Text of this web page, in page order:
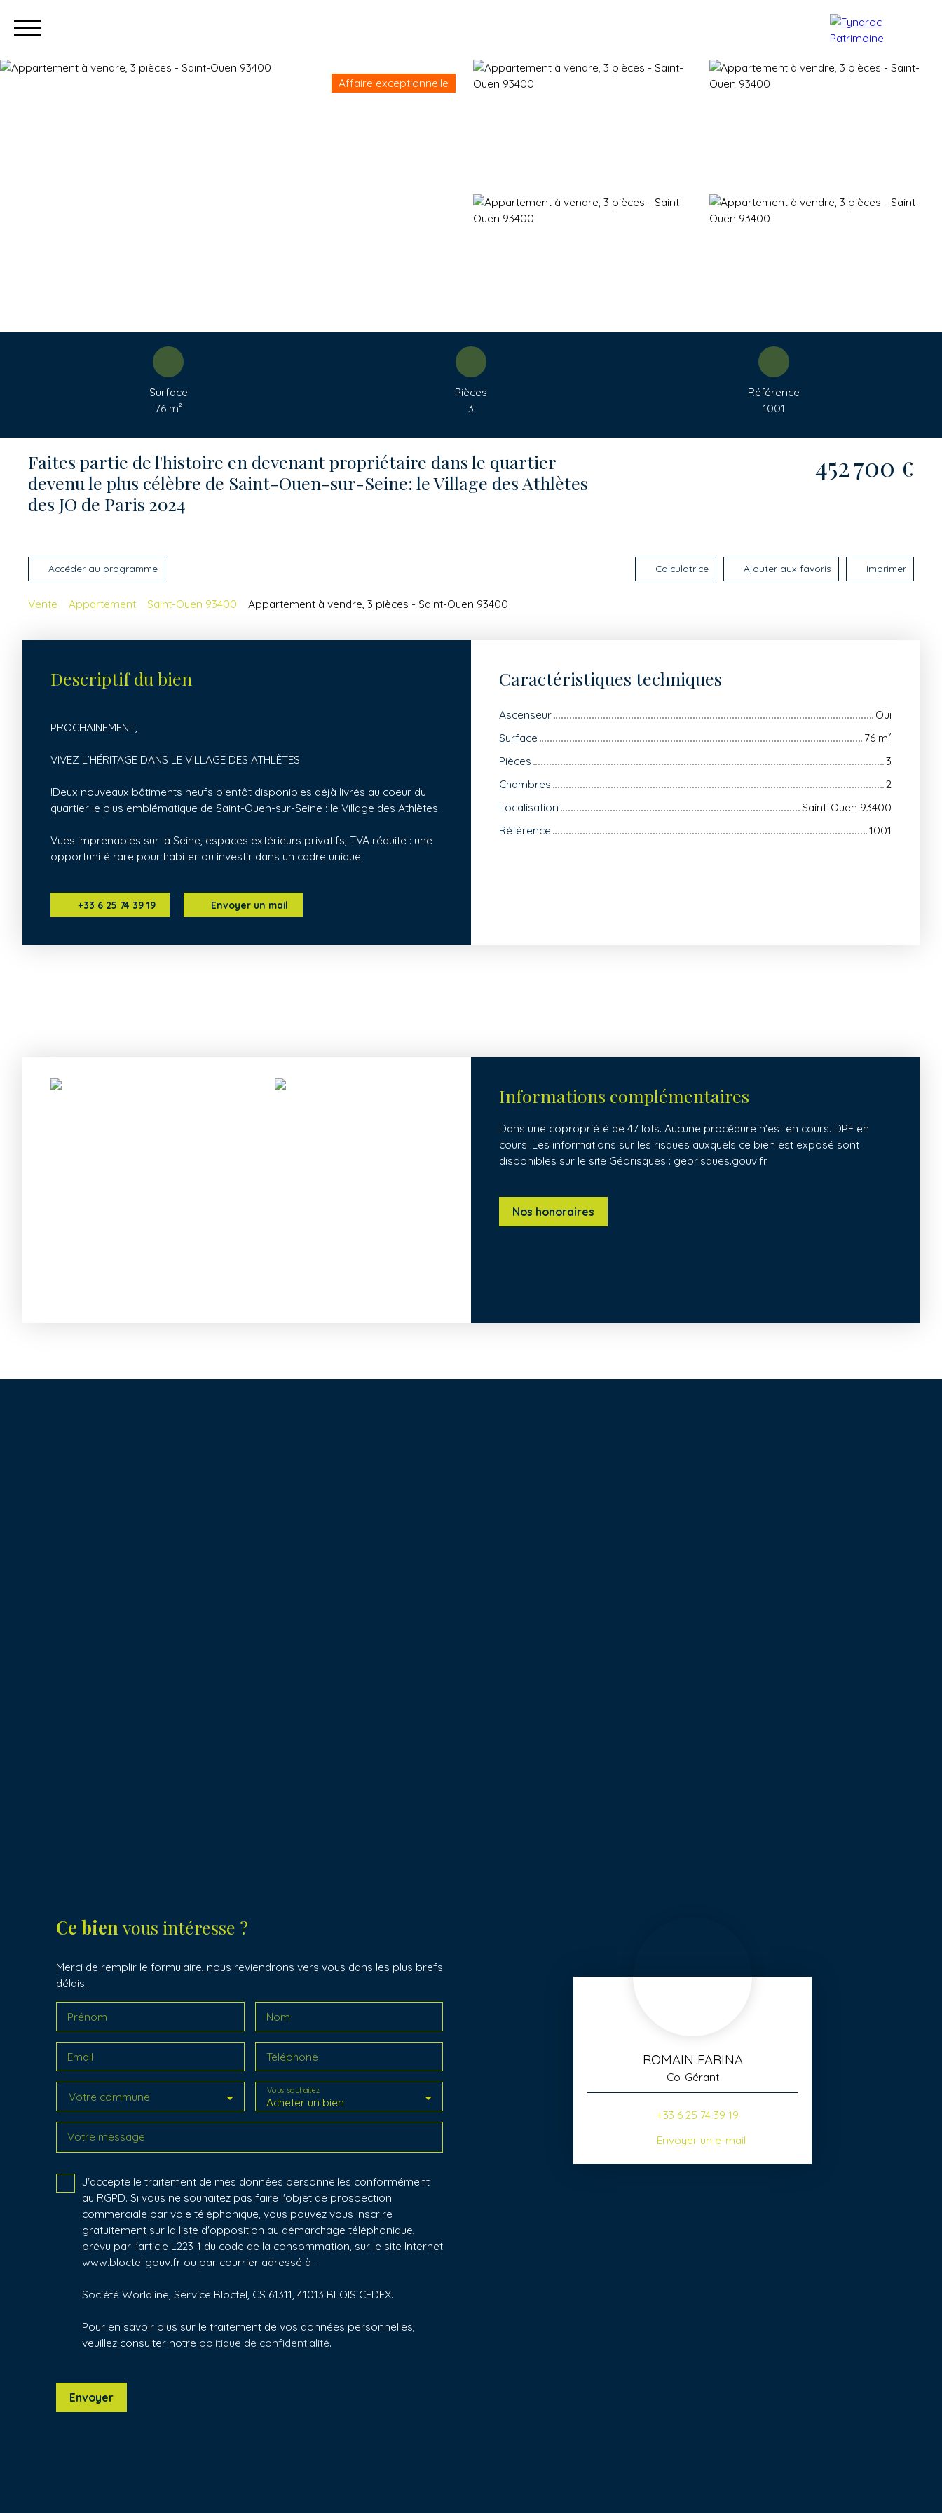
Immobilier neuf Immobilier en revente Actualités Contact
Affaire exceptionnelle
Surface
76 m²
Pièces
3
Référence
1001
Faites partie de l'histoire en devenant propriétaire dans le quartier
devenu le plus célèbre de Saint-Ouen-sur-Seine: le Village des Athlètes
des JO de Paris 2024
452 700 €
Accéder au programme Calculatrice Ajouter aux favoris Imprimer
Vente Appartement Saint-Ouen 93400 Appartement à vendre, 3 pièces - Saint-Ouen 93400
Descriptif du bien
PROCHAINEMENT,
VIVEZ L’HÉRITAGE DANS LE VILLAGE DES ATHLÈTES
!Deux nouveaux bâtiments neufs bientôt disponibles déjà livrés au coeur du
quartier le plus emblématique de Saint-Ouen-sur-Seine : le Village des Athlètes.
Vues imprenables sur la Seine, espaces extérieurs privatifs, TVA réduite : une
opportunité rare pour habiter ou investir dans un cadre unique
+33 6 25 74 39 19 Envoyer un mail
Caractéristiques techniques
Ascenseur
Oui
Surface
76 m²
Pièces
3
Chambres
2
Localisation
Saint-Ouen 93400
Référence
1001
Informations complémentaires
Dans une copropriété de 47 lots. Aucune procédure n'est en cours. DPE en
cours. Les informations sur les risques auxquels ce bien est exposé sont
disponibles sur le site Géorisques : georisques.gouv.fr.
Nos honoraires
Ce bien vous intéresse ?
Merci de remplir le formulaire, nous reviendrons vers vous dans les plus brefs
délais.
Prénom Nom
Email Téléphone
Votre commune Acheter un bien
Vous souhaitez
Votre message
J'accepte le traitement de mes données personnelles conformément
au RGPD. Si vous ne souhaitez pas faire l'objet de prospection
commerciale par voie téléphonique, vous pouvez vous inscrire
gratuitement sur la liste d'opposition au démarchage téléphonique,
prévu par l'article L223-1 du code de la consommation, sur le site Internet
www.bloctel.gouv.fr ou par courrier adressé à :
Société Worldline, Service Bloctel, CS 61311, 41013 BLOIS CEDEX.
Pour en savoir plus sur le traitement de vos données personnelles,
veuillez consulter notre politique de confidentialité.
Envoyer
ROMAIN FARINA
Co-Gérant
+33 6 25 74 39 19
Envoyer un e-mail